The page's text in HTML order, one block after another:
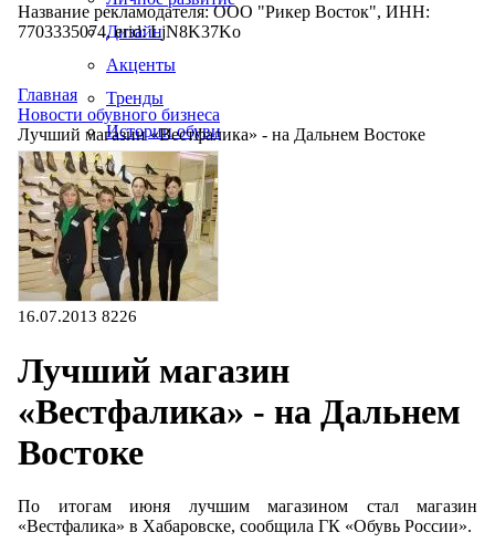
Дизайн
Акценты
Тренды
Истории обуви
Производство
Название рекламодателя: ООО "Рикер Восток", ИНН:
7703335074, erid: LjN8K37Ko
Главная
Новости обувного бизнеса
Лучший магазин «Вестфалика» - на Дальнем Востоке
16.07.2013 8226
Лучший магазин
«Вестфалика» - на Дальнем
Востоке
По итогам июня лучшим магазином стал магазин
«Вестфалика» в Хабаровске, cообщила ГК «Обувь России».